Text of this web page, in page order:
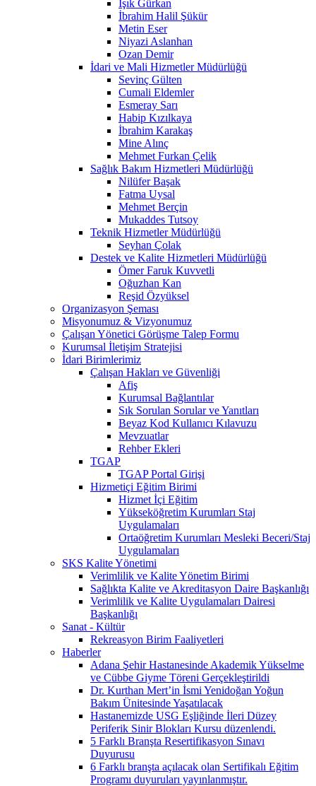
Işık Gürkan
İbrahim Halil Şükür
Metin Eser
Niyazi Aslanhan
Ozan Demir
İdari ve Mali Hizmetler Müdürlüğü
Sevinç Gülten
Cumali Eldemler
Esmeray Sarı
Habip Kızılkaya
İbrahim Karakaş
Mine Alınç
Mehmet Furkan Çelik
Sağlık Bakım Hizmetleri Müdürlüğü
Nilüfer Başak
Fatma Uysal
Mehmet Berçin
Mukaddes Tutsoy
Teknik Hizmetler Müdürlüğü
Seyhan Çolak
Destek ve Kalite Hizmetleri Müdürlüğü
Ömer Faruk Kuvvetli
Oğuzhan Kan
Reşid Özyüksel
Organizasyon Şeması
Misyonumuz & Vizyonumuz
Çalışan Yönetici Görüşme Talep Formu
Kurumsal İletişim Stratejisi
İdari Birimlerimiz
Çalışan Hakları ve Güvenliği
Afiş
Kurumsal Bağlantılar
Sık Sorulan Sorular ve Yanıtları
Beyaz Kod Kullanıcı Kılavuzu
Mevzuatlar
Rehber Ekleri
TGAP
TGAP Portal Girişi
Hizmetiçi Eğitim Birimi
Hizmet İçi Eğitim
Yükseköğretim Kurumları Staj
Uygulamaları
Ortaöğretim Kurumları Mesleki Beceri/Staj
Uygulamaları
SKS Kalite Yönetimi
Verimlilik ve Kalite Yönetim Birimi
Sağlıkta Kalite ve Akreditasyon Daire Başkanlığı
Verimlilik ve Kalite Uygulamaları Dairesi
Başkanlığı
Sanat - Kültür
Rekreasyon Birim Faaliyetleri
Haberler
Adana Şehir Hastanesinde Akademik Yükselme
ve Cübbe Giyme Töreni Gerçekleştirildi
Dr. Kurthan Mert’in İsmi Yenidoğan Yoğun
Bakım Ünitesinde Yaşatılacak
Hastanemizde USG Eşliğinde İleri Düzey
Periferik Sinir Blokları Kursu düzenlendi.
5 Farklı Branşta Resertifikasyon Sınavı
Duyurusu
6 Farklı branşta açılacak olan Sertifikalı Eğitim
Programı duyuruları yayınlanmıştır.